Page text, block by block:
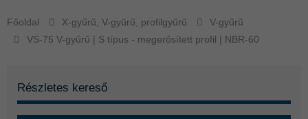
Főoldal X-gyűrű, V-gyűrű, profilgyűrű
V-gyűrű
VS-75 V-gyűrű | S típus - megerősített profil | NBR-60
Részletes kereső